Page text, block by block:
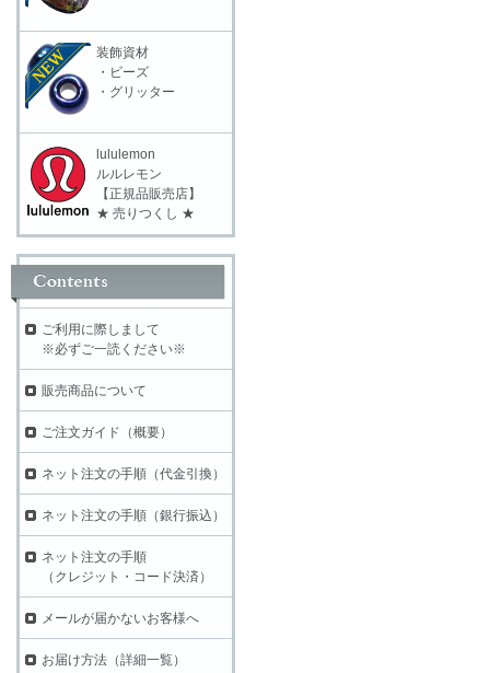
装飾資材
・ビーズ
・グリッター
lululemon
ルルレモン
【正規品販売店】
★ 売りつくし ★
ご利用に際しまして
※必ずご一読ください※
販売商品について
ご注文ガイド（概要）
ネット注文の手順（代金引換）
ネット注文の手順（銀行振込）
ネット注文の手順
（クレジット・コード決済）
メールが届かないお客様へ
お届け方法（詳細一覧）